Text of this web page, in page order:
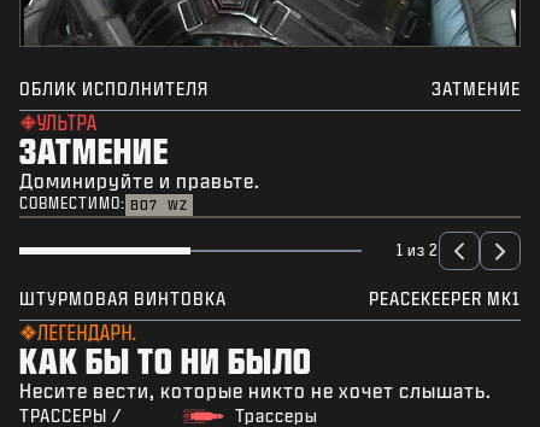
ОБЛИК ИСПОЛНИТЕЛЯ ЗАТМЕНИЕ
УЛЬТРА
ЗАТМЕНИЕ
Доминируйте и правьте.
СОВМЕСТИМО: BO7 WZ
1 из 2
ШТУРМОВАЯ ВИНТОВКА PEACEKEEPER MK1
ЛЕГЕНДАРН.
КАК БЫ ТО НИ БЫЛО
Несите вести, которые никто не хочет слышать.
ТРАССЕРЫ /
Трассеры